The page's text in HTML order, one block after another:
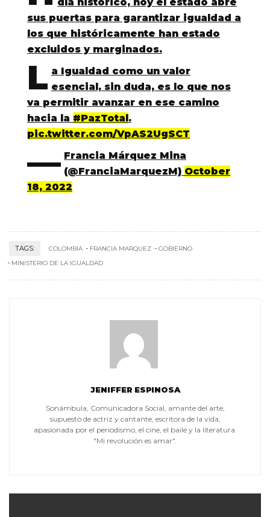
sus puertas para garantizar igualdad a
los que históricamente han estado
excluidos y marginados.
L a Igualdad como un valor
esencial, sin duda, es lo que nos
va permitir avanzar en ese camino
hacia la #PazTotal.
pic.twitter.com/VpAS2UgSCT
— Francia Márquez Mina
(@FranciaMarquezM) October
18, 2022
TAGS: COLOMBIA FRANCIA MARQUEZ
GOBIERNO
MINISTERIO DE LA IGUALDAD
JENIFFER ESPINOSA
Sonámbula, Comunicadora Social, amante del arte,
supuesto de actriz y cantante, escritora de la vida,
apasionada por el periodismo, el cine, el baile y la literatura.
"Mi revolución es amar".